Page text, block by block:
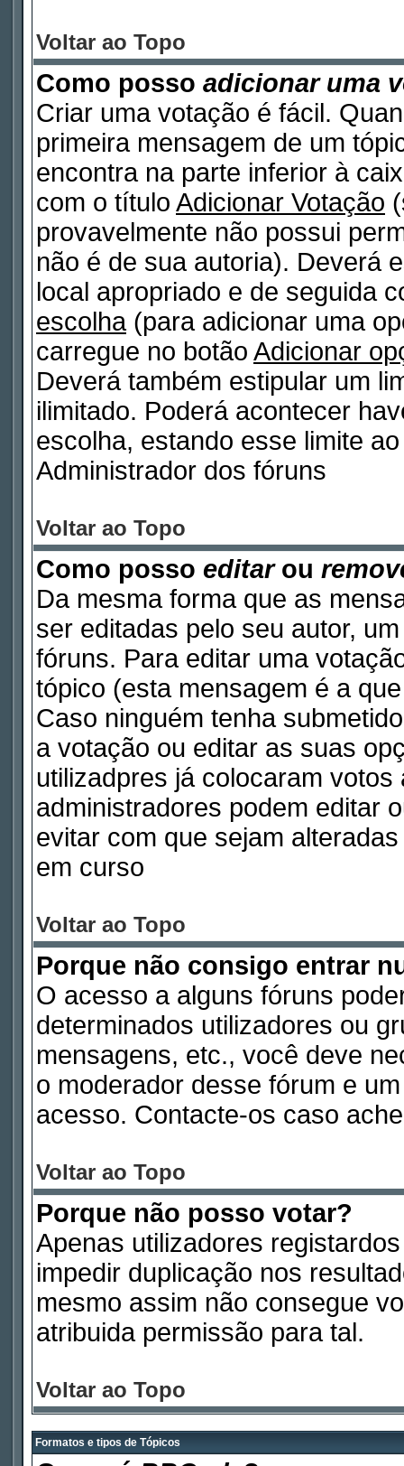
Voltar ao Topo
Como posso adicionar uma
Criar uma votação é fácil.
primeira mensagem de um
encontra na parte inferior à
com o título Adicionar Votação
provavelmente não possui
não é de sua autoria). Deverá
local apropriado e de seguida
escolha(para adicionar uma
carregue no botão Adicionar
Deverá também estipular um
ilimitado. Poderá acontecer
escolha, estando esse limite
Administrador dos fóruns
Voltar ao Topo
Como posso editarou
Da mesma forma que as
ser editadas pelo seu autor,
fóruns. Para editar uma
tópico (esta mensagem é a
Caso ninguém tenha
a votação ou editar as suas
utilizadpres já colocaram
administradores podem editar
evitar com que sejam
em curso
Voltar ao Topo
Porque não consigo entrar
O acesso a alguns fóruns
determinados utilizadores ou
mensagens, etc., você deve
o moderador desse fórum e
acesso. Contacte-os caso
Voltar ao Topo
Porque não posso votar?
Apenas utilizadores
impedir duplicação nos
mesmo assim não consegue
atribuida permissão para tal.
Voltar ao Topo
Formatos e tipos de Tópicos